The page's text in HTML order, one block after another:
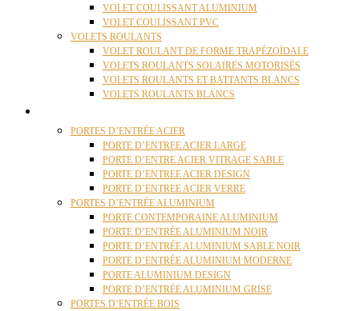
VOLET COULISSANT ALUMINIUM
VOLET COULISSANT PVC
VOLETS ROULANTS
VOLET ROULANT DE FORME TRAPÉZOÏDALE
VOLETS ROULANTS SOLAIRES MOTORISÉS
VOLETS ROULANTS ET BATTANTS BLANCS
VOLETS ROULANTS BLANCS
PORTES D’ENTRÉE ACIER
PORTE D’ENTREE ACIER LARGE
PORTE D’ENTRE ACIER VITRAGE SABLE
PORTE D’ENTREE ACIER DESIGN
PORTE D’ENTREE ACIER VERRE
PORTES D’ENTRÉE ALUMINIUM
PORTE CONTEMPORAINE ALUMINIUM
PORTE D’ENTRÉE ALUMINIUM NOIR
PORTE D’ENTRÉE ALUMINIUM SABLE NOIR
PORTE D’ENTRÉE ALUMINIUM MODERNE
PORTE ALUMINIUM DESIGN
PORTE D’ENTRÉE ALUMINIUM GRISE
PORTES D’ENTRÉE BOIS